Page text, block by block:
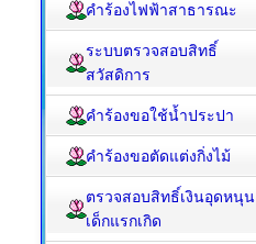
คำร้องไฟฟ้าสาธารณะ
ระบบตรวจสอบสิทธิ์
สวัสดิการ
คำร้องขอใช้น้ำประปา
คำร้องขอตัดแต่งกิ่งไม้
ตรวจสอบสิทธิ์เงินอุดหนุน
เด็กแรกเกิด